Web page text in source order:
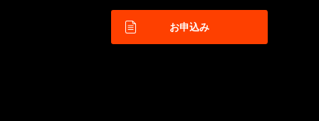
お申込み